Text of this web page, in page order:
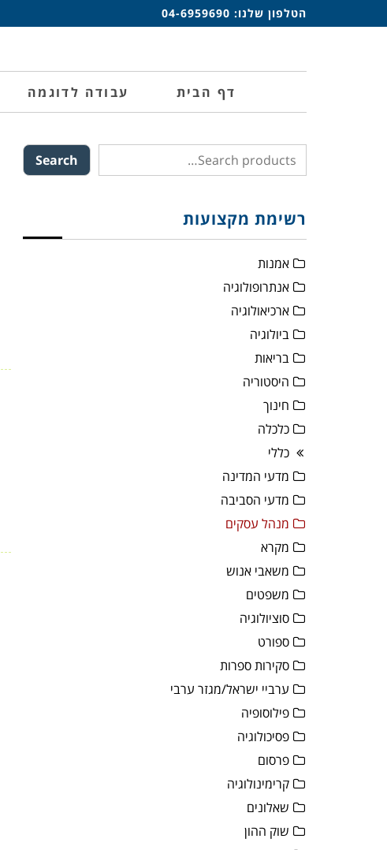
הטלפון שלנו: 04-6959690
דף הבית עבודה לדוגמה
Search
רשימת מקצועות
אמנות
אנתרופולוגיה
ארכיאולוגיה
ביולוגיה
בריאות
היסטוריה
חינוך
כלכלה
כללי
מדעי המדינה
מדעי הסביבה
מנהל עסקים
מקרא
משאבי אנוש
משפטים
סוציולוגיה
ספורט
סקירות ספרות
ערביי ישראל/מגזר ערבי
פילוסופיה
פסיכולוגיה
פרסום
קרימינולוגיה
שאלונים
שוק ההון